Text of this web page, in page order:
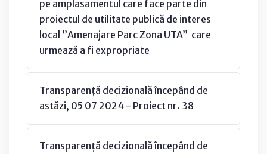
pe amplasamentul care face parte din
proiectul de utilitate publică de interes
local ”Amenajare Parc Zona UTA” care
urmează a fi expropriate
Transparență decizională începând de
astăzi, 05 07 2024 - Proiect nr. 38
Transparență decizională începând de